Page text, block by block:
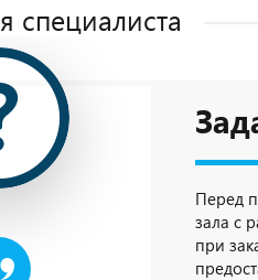
специалиста
Перед
зала с
при